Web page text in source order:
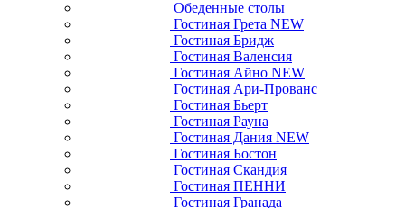
Обеденные столы
Гостиная Грета NEW
Гостиная Бридж
Гостиная Валенсия
Гостиная Айно NEW
Гостиная Ари-Прованс
Гостиная Бьерт
Гостиная Рауна
Гостиная Дания NEW
Гостиная Бостон
Гостиная Скандия
Гостиная ПЕННИ
Гостиная Гранада